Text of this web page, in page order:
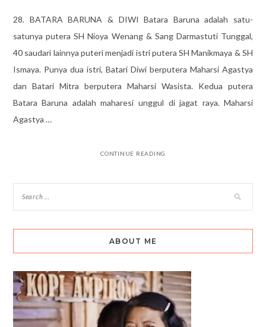
28. BATARA BARUNA & DIWI Batara Baruna adalah satu-
satunya putera SH Nioya Wenang & Sang Darmastuti Tunggal,
40 saudari lainnya puteri menjadi istri putera SH Manikmaya & SH
Ismaya. Punya dua istri, Batari Diwi berputera Maharsi Agastya
dan Batari Mitra berputera Maharsi Wasista. Kedua putera
Batara Baruna adalah maharesi unggul di jagat raya. Maharsi
Agastya …
CONTINUE READING
ABOUT ME